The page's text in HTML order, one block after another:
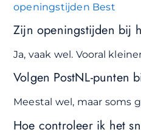
openingstijden Best
Zijn openingstijden bij
Ja, vaak wel. Vooral
Volgen PostNL-punten
Meestal wel, maar soms
Hoe controleer ik het